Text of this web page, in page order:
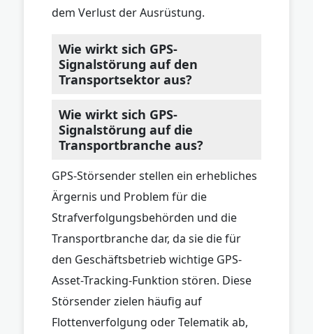
dem Verlust der Ausrüstung.
Wie wirkt sich GPS-
Signalstörung auf den
Transportsektor aus?
Wie wirkt sich GPS-
Signalstörung auf die
Transportbranche aus?
GPS-Störsender stellen ein erhebliches
Ärgernis und Problem für die
Strafverfolgungsbehörden und die
Transportbranche dar, da sie die für
den Geschäftsbetrieb wichtige GPS-
Asset-Tracking-Funktion stören. Diese
Störsender zielen häufig auf
Flottenverfolgung oder Telematik ab,